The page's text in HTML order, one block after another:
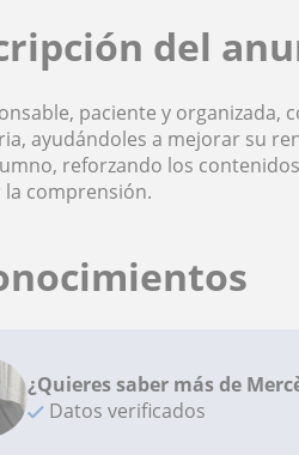
del
paciente y organizada,
ayudándoles a mejorar su
reforzando los
la comprensión.
¿Quieres saber más de
Datos verificados